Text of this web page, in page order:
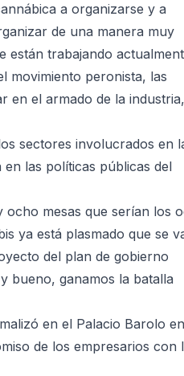
a organizarse y a
de una manera muy
están trabajando
movimiento peronista, las
en el armado de la
sectores involucrados en
las políticas públicas del
mesas que serían los
ya está plasmado que se
del plan de gobierno
bueno, ganamos la batalla
en el Palacio Barolo en
de los empresarios con